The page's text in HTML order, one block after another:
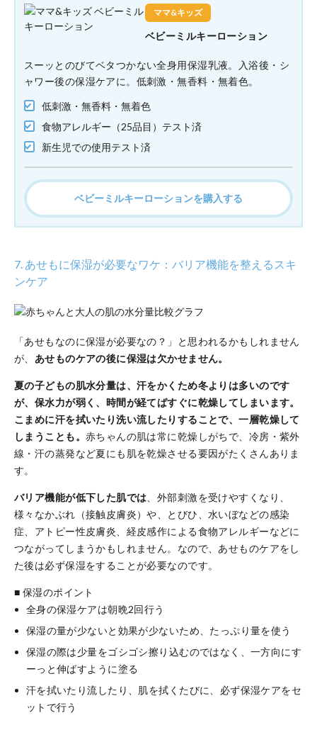
ママ&キッズ
ベビーミルキーローション
スーッとのびてベタつかない全身用保湿乳液。入浴後・シ
ャワー後の保湿ケアに。低刺激・無香料・無着色。
低刺激・無香料・無着色
食物アレルギー（25品目）テスト済
新生児での使用テスト済
ベビーミルキーローションを購入する
7. あせもに保湿が必要なワケ：バリア機能を整えるスキ
ンケア
「あせもなのに保湿が必要なの？」と思われるかもしれません
が、 あせものケアの後に保湿は欠かせません。
夏の子どもの肌水分量は、汗をかくため冬よりは多いのです
が、保水力が弱く、時間が経てばすぐに乾燥してしまいます。
こまめに汗を拭いたり洗い流したりすることで、一層乾燥して
しまうことも。 赤ちゃんの肌は常に乾燥しがちで、冷房・紫外
線・汗の蒸発など夏にも肌を乾燥させる要因がたくさんありま
す。
バリア機能が低下した肌では、外部刺激を受けやすくなり、
様々なかぶれ（接触皮膚炎）や、とびひ、水いぼなどの感染
症、アトピー性皮膚炎、経皮感作による食物アレルギーなどに
つながってしまうかもしれません。なので、あせものケアをし
た後は必ず保湿をすることが必要なのです。
■ 保湿のポイント
全身の保湿ケアは朝晩2回行う
保湿の量が少ないと効果が少ないため、たっぷり量を使う
保湿の際は少量をゴシゴシ擦り込むのではなく、一方向にす
ーっと伸ばすように塗る
汗を拭いたり流したり、肌を拭くたびに、必ず保湿ケアをセ
ットで行う